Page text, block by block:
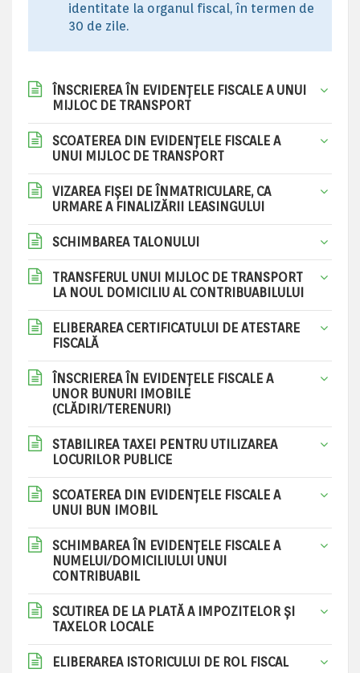
identitate la organul fiscal, în termen de
30 de zile.
ÎNSCRIEREA ÎN EVIDENȚELE FISCALE A UNUI
MIJLOC DE TRANSPORT
SCOATEREA DIN EVIDENȚELE FISCALE A
UNUI MIJLOC DE TRANSPORT
VIZAREA FIȘEI DE ÎNMATRICULARE, CA
URMARE A FINALIZĂRII LEASINGULUI
SCHIMBAREA TALONULUI
TRANSFERUL UNUI MIJLOC DE TRANSPORT
LA NOUL DOMICILIU AL CONTRIBUABILULUI
ELIBERAREA CERTIFICATULUI DE ATESTARE
FISCALĂ
ÎNSCRIEREA ÎN EVIDENȚELE FISCALE A
UNOR BUNURI IMOBILE
(CLĂDIRI/TERENURI)
STABILIREA TAXEI PENTRU UTILIZAREA
LOCURILOR PUBLICE
SCOATEREA DIN EVIDENȚELE FISCALE A
UNUI BUN IMOBIL
SCHIMBAREA ÎN EVIDENȚELE FISCALE A
NUMELUI/DOMICILIULUI UNUI
CONTRIBUABIL
SCUTIREA DE LA PLATĂ A IMPOZITELOR ȘI
TAXELOR LOCALE
ELIBERAREA ISTORICULUI DE ROL FISCAL